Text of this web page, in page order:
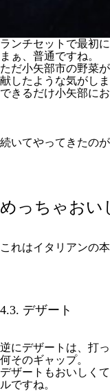
ランチセットで最初
まぁ、普通ですね。
ただ小矢部市の野菜
献したような気がしま
できるだけ小矢部に
続いてやってきたのが
めっちゃおい
これはイタリアンの
4.3. デザート
逆にデザートは、打
何そのギャップ。
デザートもおいしく
ルですね。